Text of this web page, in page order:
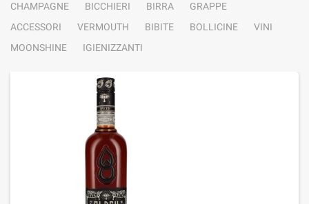
CHAMPAGNE
BICCHIERI BIRRA
GRAPPE
ACCESSORI
VERMOUTH BIBITE BOLLICINE
VINI
MOONSHINE
IGIENIZZANTI